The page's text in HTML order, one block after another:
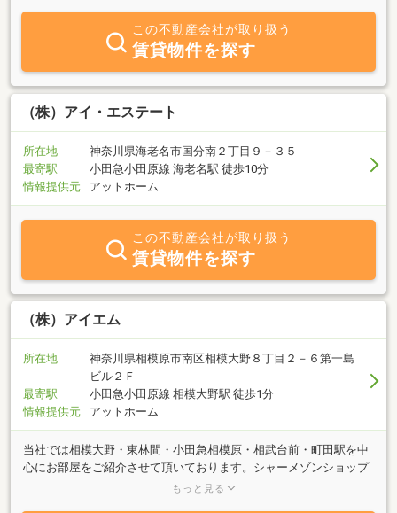
掛けております。特に新宿区エリアはぜひ、当社へご相談くださ
この不動産会社が取り扱う
賃貸物件を探す
（株）アイ・エステート
所在地
神奈川県海老名市国分南２丁目９－３５
最寄駅
小田急小田原線 海老名駅 徒歩10分
情報提供元
アットホーム
この不動産会社が取り扱う
賃貸物件を探す
（株）アイエム
所在地
神奈川県相模原市南区相模大野８丁目２－６第一島
ビル２Ｆ
最寄駅
小田急小田原線 相模大野駅 徒歩1分
情報提供元
アットホーム
当社では相模大野・東林間・小田急相模原・相武台前・町田駅を中
心にお部屋をご紹介させて頂いております。シャーメゾンショップ
加盟店として、相模大野駅前ではもっとも多くの積水ハウス施工の
もっと見る